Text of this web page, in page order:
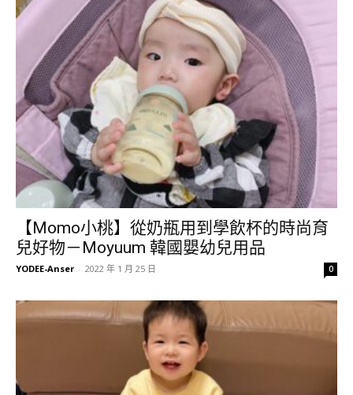
【Momo小桃】從奶瓶用到學飲杯的時尚育
兒好物－Moyuum 韓國嬰幼兒用品
YODEE-Anser - 2022 年 1 月 25 日 0